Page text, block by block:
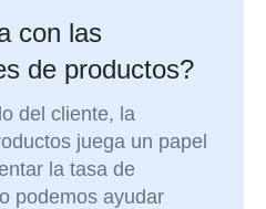
con las
de productos?
del cliente, la
juega un papel
la tasa de
podemos ayudar